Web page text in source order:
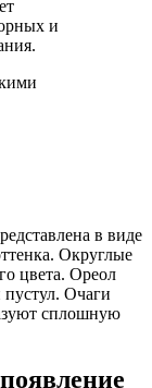
и
в виде
Округлые
цвета. Ореол
Очаги
сплошную